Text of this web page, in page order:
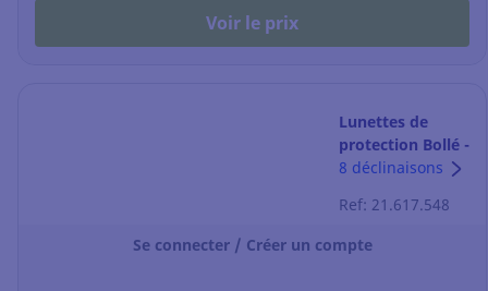
Voir le prix
Lunettes de
protection Bollé -
Rush+ 2.0
fumée - la paire
8 déclinaisons
Ref: 21.617.548
Se connecter / Créer un compte